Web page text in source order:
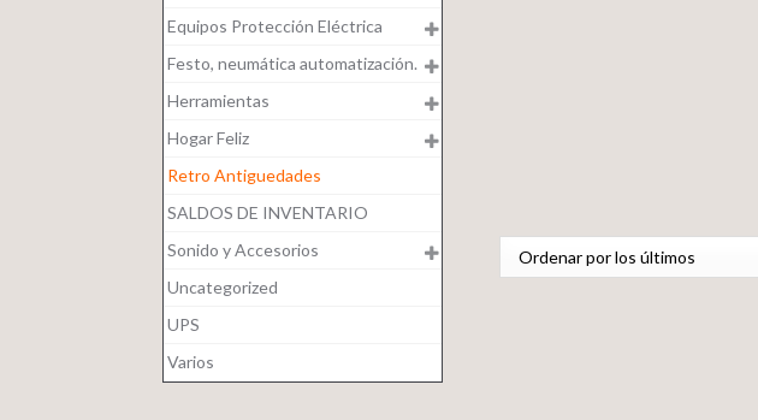
Equipos Protección Eléctrica
Festo, neumática automatización.
Herramientas
Hogar Feliz
Retro Antiguedades
SALDOS DE INVENTARIO
Sonido y Accesorios
Uncategorized
UPS
Varios